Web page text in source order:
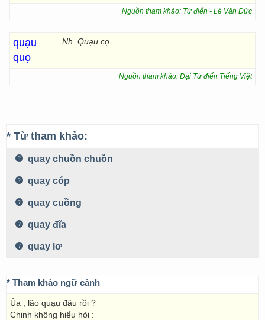
Nguồn tham khảo: Từ điển - Lê Văn Đức
quạu
quọ
Nh. Quạu cọ.
Nguồn tham khảo: Đại Từ điển Tiếng Việt
* Từ tham khảo:
quay chuồn chuồn
quay cóp
quay cuồng
quay đĩa
quay lơ
* Tham khảo ngữ cảnh
Ủa , lão quạu đâu rồi ?
Chinh không hiểu hỏi :